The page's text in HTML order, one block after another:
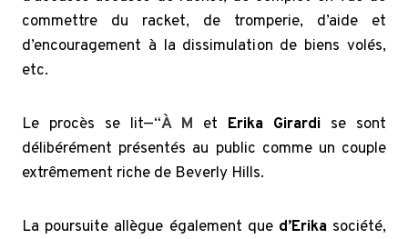
commettre du racket, de tromperie, d’aide et
d’encouragement à la dissimulation de biens volés,
etc.
Le procès se lit—“À M et Erika Girardi se sont
délibérément présentés au public comme un couple
extrêmement riche de Beverly Hills.
La poursuite allègue également que d’Erikasociété,